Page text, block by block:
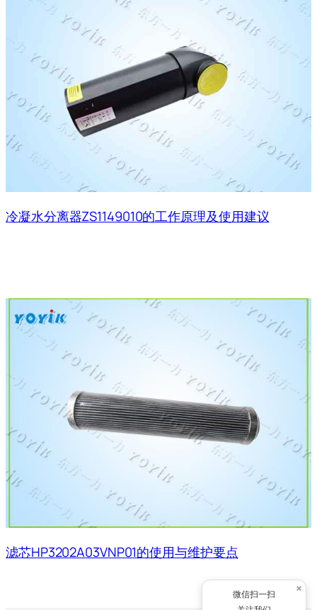
冷凝水分离器ZS1149010的工作原理及使用建议
滤芯HP3202A03VNP01的使用与维护要点
×
微信扫一扫